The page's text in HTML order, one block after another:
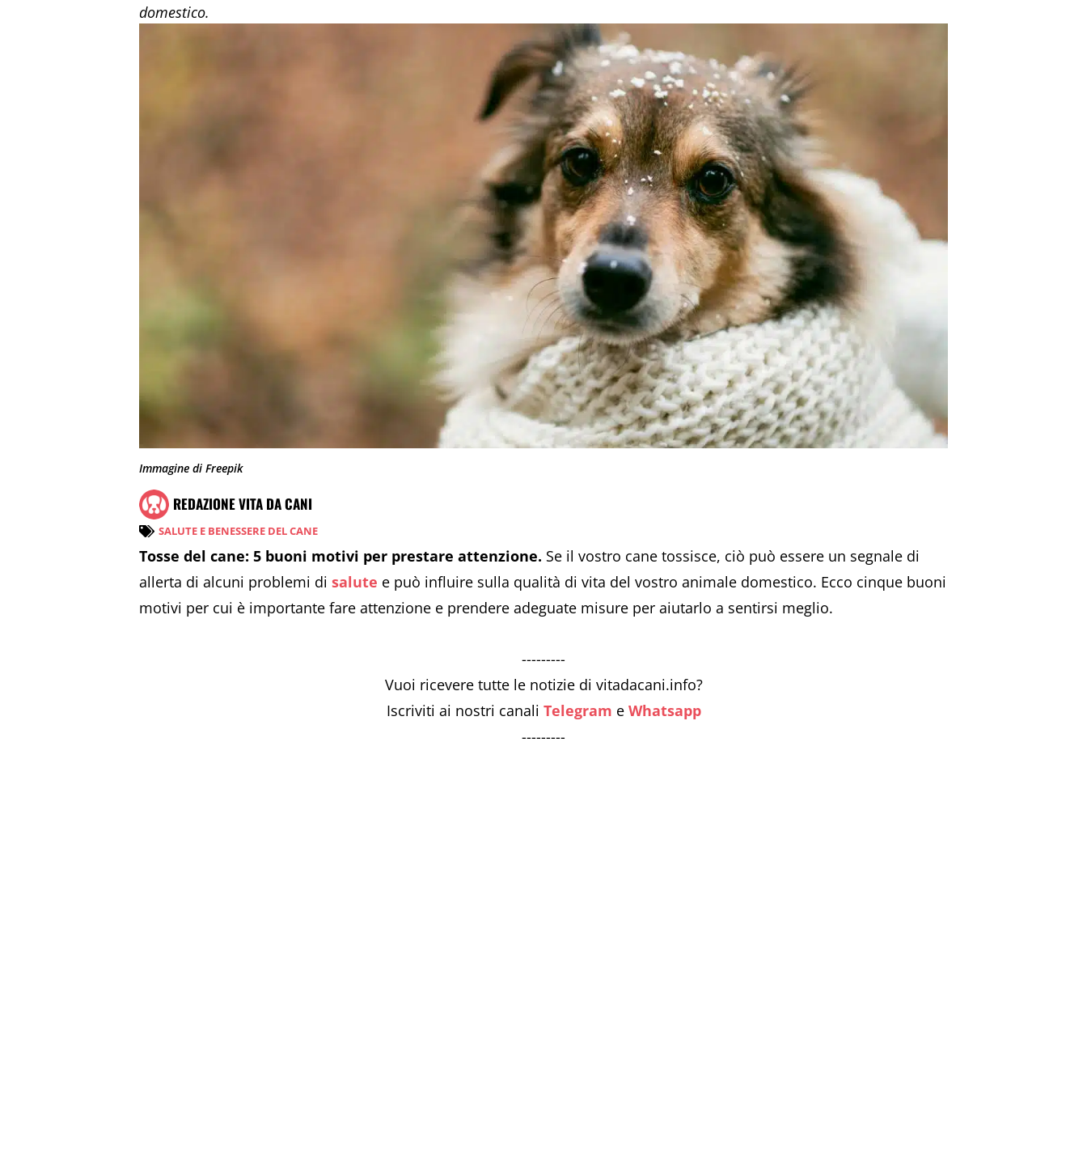
domestico.
Immagine di Freepik
REDAZIONE VITA DA CANI
SALUTE E BENESSERE DEL CANE
Tosse del cane: 5 buoni motivi per prestare attenzione. Se il vostro cane tossisce, ciò può essere un segnale di
allerta di alcuni problemi di salute e può influire sulla qualità di vita del vostro animale domestico. Ecco cinque buoni
motivi per cui è importante fare attenzione e prendere adeguate misure per aiutarlo a sentirsi meglio.
---------
Vuoi ricevere tutte le notizie di vitadacani.info?
Iscriviti ai nostri canali Telegram e Whatsapp
---------